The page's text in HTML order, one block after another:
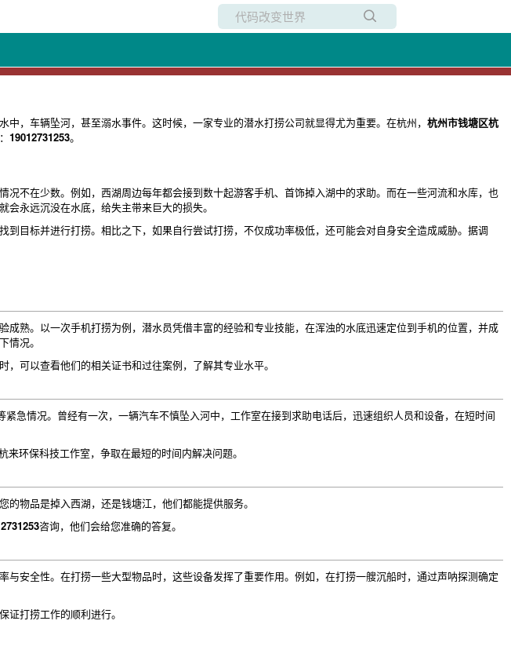
当前博客
，车辆坠河，甚至溺水事件。这时候，一家专业的潜水打捞公司就显得尤为重要。在杭州， 杭州市钱塘区杭
19012731253。
不在少数。例如，西湖周边每年都会接到数十起游客手机、首饰掉入湖中的求助。而在一些河流和水库，也
永远沉没在水底，给失主带来巨大的损失。
目标并进行打捞。相比之下，如果自行尝试打捞，不仅成功率极低，还可能会对自身安全造成威胁。据调
熟。以一次手机打捞为例，潜水员凭借丰富的经验和专业技能，在浑浊的水底迅速定位到手机的位置，并成
情况。
可以查看他们的相关证书和过往案例，了解其专业水平。
急情况。曾经有一次，一辆汽车不慎坠入河中，工作室在接到求助电话后，迅速组织人员和设备，在短时间
来环保科技工作室，争取在最短的时间内解决问题。
物品是掉入西湖，还是钱塘江，他们都能提供服务。
咨询，他们会给您准确的答复。
安全性。在打捞一些大型物品时，这些设备发挥了重要作用。例如，在打捞一艘沉船时，通过声呐探测确定
打捞工作的顺利进行。